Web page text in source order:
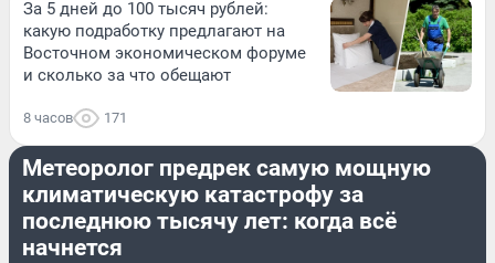
За 5 дней до 100 тысяч рублей:
какую подработку предлагают на
Восточном экономическом форуме
и сколько за что обещают
8 часов 171
СТРАНА И МИР
Метеоролог предрек самую мощную
климатическую катастрофу за
последнюю тысячу лет: когда всё
начнется